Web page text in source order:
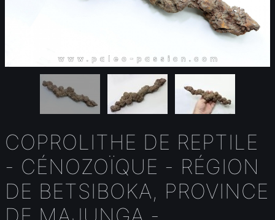
COPROLITHE DE REPTILE
- CÉNOZOÏQUE - RÉGION
DE BETSIBOKA, PROVINCE